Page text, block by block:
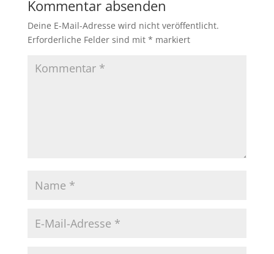
o
o
p
p
n
k
Kommentar absenden
Deine E-Mail-Adresse wird nicht veröffentlicht.
Erforderliche Felder sind mit * markiert